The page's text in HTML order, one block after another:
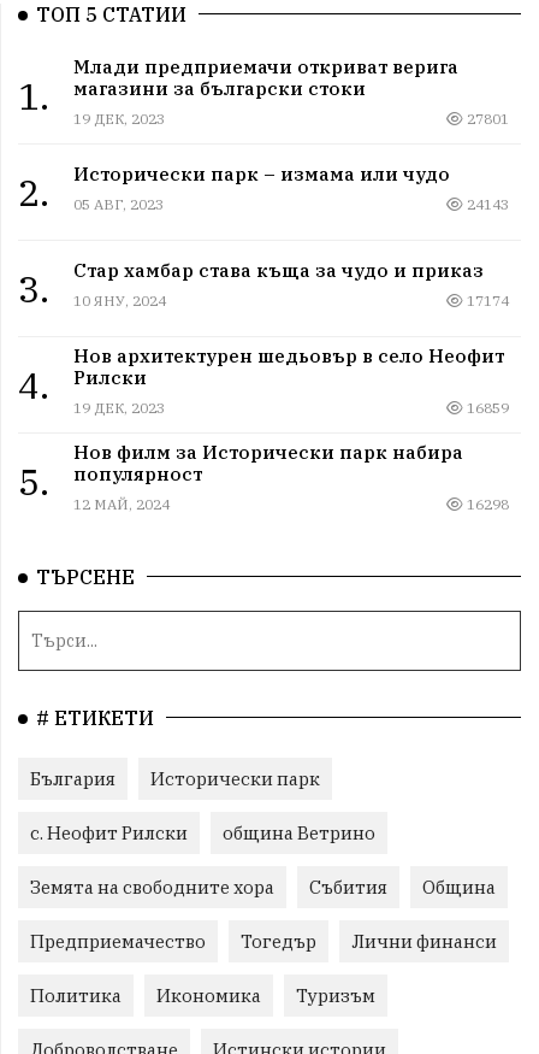
ТОП 5 СТАТИИ
1.
Млади предприемачи откриват верига
магазини за български стоки
19 ДЕК, 2023 27801
2. Исторически парк – измама или чудо
05 АВГ, 2023 24143
3. Стар хамбар става къща за чудо и приказ
10 ЯНУ, 2024 17174
4.
Нов архитектурен шедьовър в село Неофит
Рилски
19 ДЕК, 2023 16859
5.
Нов филм за Исторически парк набира
популярност
12 МАЙ, 2024 16298
ТЪРСЕНЕ
# ЕТИКЕТИ
България Исторически парк
с. Неофит Рилски община Ветрино
Земята на свободните хора Събития Община
Предприемачество Тогедър Лични финанси
Политика Икономика Туризъм